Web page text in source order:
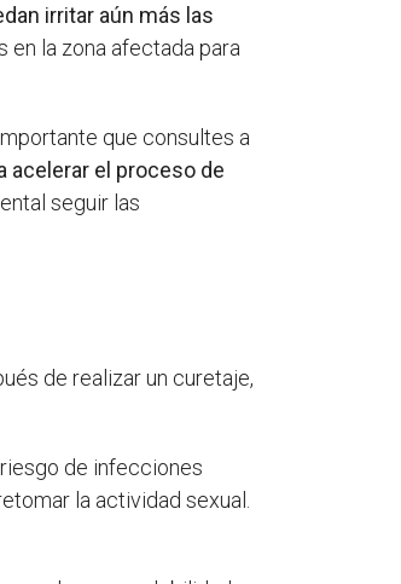
irritar aún más las
la zona afectada para
que consultes a
acelerar el proceso de
seguir las
de realizar un curetaje,
riesgo de infecciones
la actividad sexual.